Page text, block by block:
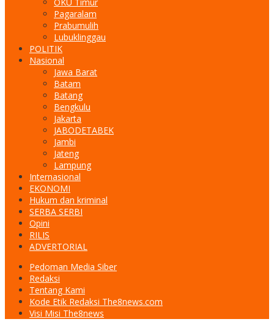
Pagaralam
Prabumulih
Lubuklinggau
POLITIK
Nasional
Jawa Barat
Batam
Batang
Bengkulu
Jakarta
JABODETABEK
Jambi
Jateng
Lampung
Internasional
EKONOMI
Hukum dan kriminal
SERBA SERBI
Opini
RILIS
ADVERTORIAL
Pedoman Media Siber
Redaksi
Tentang Kami
Kode Etik Redaksi The8news.com
Visi Misi The8news